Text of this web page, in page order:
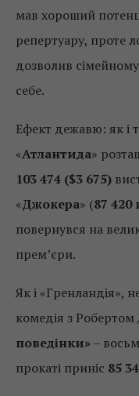
мав хороший
репертуару, проте
дозволив
себе.
Ефект дежавю: як і
«Атлантида»
103 474 ($3 675)
«Джокера» (87 420
повернувся на
прем’єри.
Як і «Гренландія»,
комедія з Робертом
поведінки»–
прокаті приніс 85